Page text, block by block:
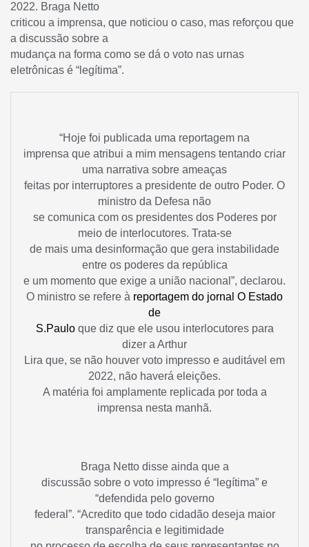
2022. Braga Netto
criticou a imprensa, que noticiou o caso, mas reforçou que
a discussão sobre a
mudança na forma como se dá o voto nas urnas
eletrônicas é “legítima”.
“Hoje foi publicada uma reportagem na
imprensa que atribui a mim mensagens tentando criar
uma narrativa sobre ameaças
feitas por interruptores a presidente de outro Poder. O
ministro da Defesa não
se comunica com os presidentes dos Poderes por
meio de interlocutores. Trata-se
de mais uma desinformação que gera instabilidade
entre os poderes da república
e um momento que exige a união nacional”, declarou.
O ministro se refere à reportagem do jornal O Estado
de
S.Pauloque diz que ele usou interlocutores para
dizer a Arthur
Lira que, se não houver voto impresso e auditável em
2022, não haverá eleições.
A matéria foi amplamente replicada por toda a
imprensa nesta manhã.
Braga Netto disse ainda que a
discussão sobre o voto impresso é “legítima” e
“defendida pelo governo
federal”. “Acredito que todo cidadão deseja maior
transparência e legitimidade